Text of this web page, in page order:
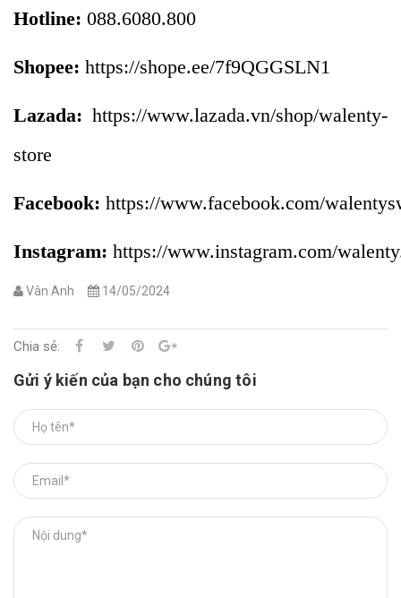
Hotline: 088.6080.800
Shopee: https://shope.ee/7f9QGGSLN1
Lazada: https://www.lazada.vn/shop/walenty-
store
Facebook: https://www.facebook.com/
Instagram: https://www.instagram.com/
Vân Anh 14/05/2024
Chia sẻ:
Gửi ý kiến của bạn cho chúng tôi